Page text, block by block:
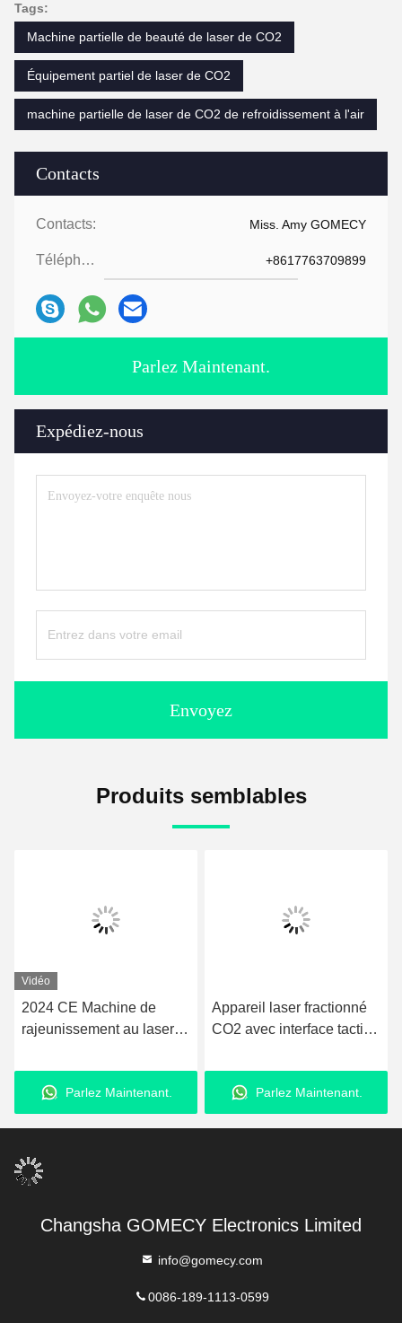
Contacts
Contacts: Miss. Amy GOMECY
Téléphone: +8617763709899
Parlez Maintenant.
Expédiez-nous
Envoyez
Tags:
Machine partielle de beauté de laser de CO2
Équipement partiel de laser de CO2
machine partielle de laser de CO2 de refroidissement à l'air
Produits semblables
Vidéo
2024 CE Machine de
rajeunissement au laser
Chirurgie étroite
Enlèvement de marques
Traitement des cicatrices
professionnel
Parlez Maintenant.
Appareil laser fractionné
CO2 avec interface tactile
avancée, élimination des
rides et liftingParlez Maintenant.
Changsha GOMECY Electronics Limited
info@gomecy.com
0086-189-1113-0599